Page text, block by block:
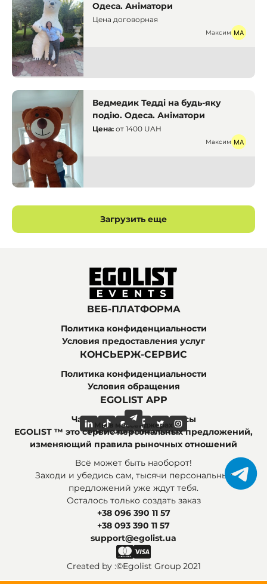
Одеса. Аніматори
Цена договорная
Максим
Аниматоры
Одесса
Ведмедик Тедді на будь-яку
подію. Одеса. Аніматори
Цена: от 1400 UAH
Максим
Аниматоры
Одесса
Загрузить еще
ВЕБ-ПЛАТФОРМА
Политика конфиденциальности
Условия предоставления услуг
КОНСЬЕРЖ-СЕРВИС
Политика конфиденциальности
Условия обращения
EGOLIST APP
Часто задаваемые вопросы
Мы в социальных сетях
Мы в мессенджерах
EGOLIST ™ это сервис персональных предложений,
изменяющий правила рыночных отношений
Всё может быть наоборот!
Заходи и убедись сам, тысячи персональных
предложений уже ждут тебя.
Осталось только создать заказ
+38 096 390 11 57
+38 093 390 11 57
support@egolist.ua
Created by :©Egolist Group 2021